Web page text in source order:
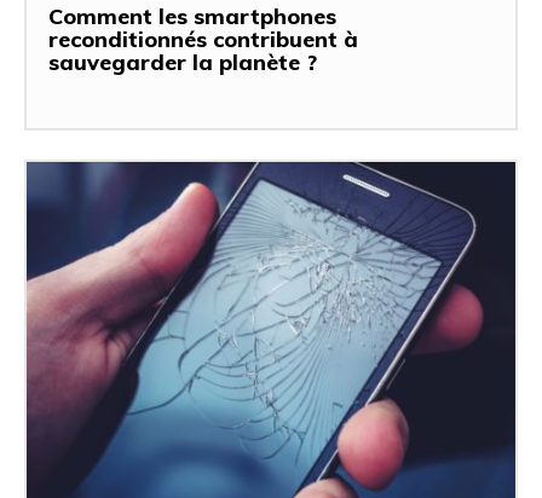
Comment les smartphones
reconditionnés contribuent à
sauvegarder la planète ?